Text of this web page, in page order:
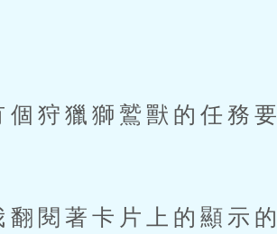
狩獵獅鷲獸的任務要
閱著卡片上的顯示的